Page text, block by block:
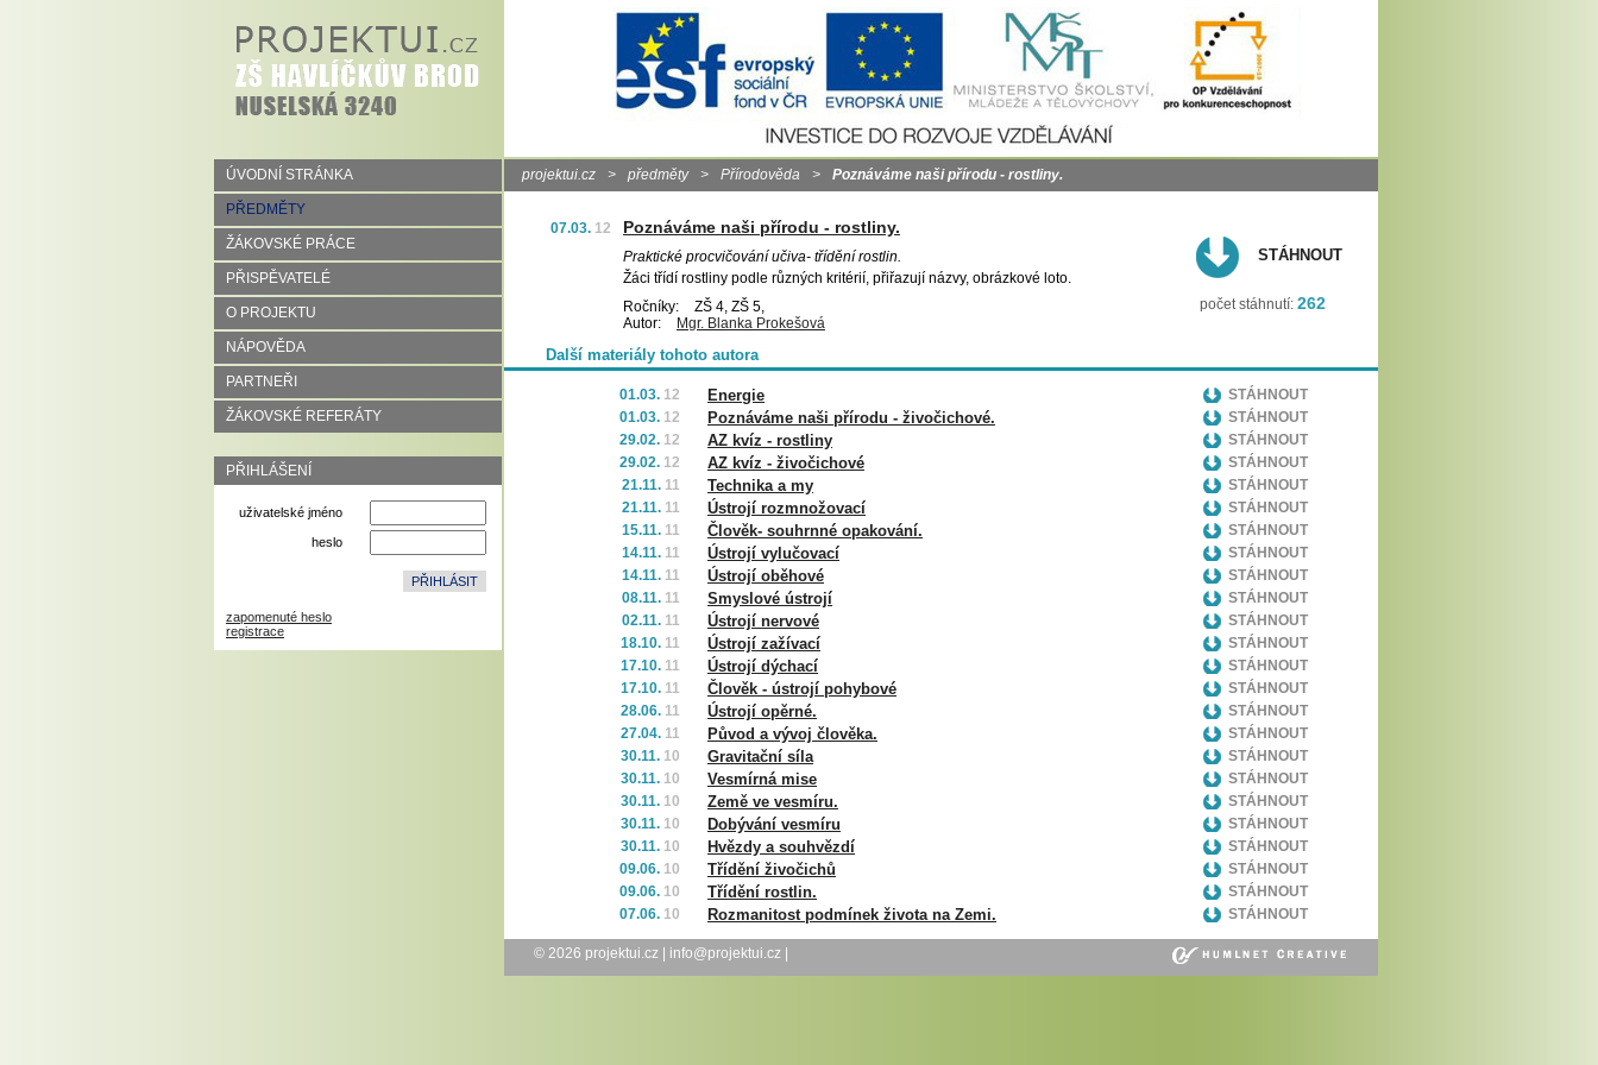
ÚVODNÍ STRÁNKA
PŘEDMĚTY
ŽÁKOVSKÉ PRÁCE
PŘISPĚVATELÉ
O PROJEKTU
NÁPOVĚDA
PARTNEŘI
ŽÁKOVSKÉ REFERÁTY
PŘIHLÁŠENÍ
uživatelské jméno
heslo
zapomenuté heslo
registrace
projektui.cz > předměty > Přírodověda > Poznáváme naši přírodu - rostliny.
07.03. 12 Poznáváme naši přírodu - rostliny.
Praktické procvičování učiva- třídění rostlin.
Žáci třídí rostliny podle různých kritérií, přiřazují názvy, obrázkové loto.
Ročníky:
ZŠ 4, ZŠ 5,
Autor:
Mgr. Blanka Prokešová
STÁHNOUT
počet stáhnutí: 262
Další materiály tohoto autora
01.03. 12 Energie
STÁHNOUT
01.03. 12 Poznáváme naši přírodu - živočichové.
STÁHNOUT
29.02. 12 AZ kvíz - rostliny
STÁHNOUT
29.02. 12 AZ kvíz - živočichové
STÁHNOUT
21.11. 11 Technika a my
STÁHNOUT
21.11. 11 Ústrojí rozmnožovací
STÁHNOUT
15.11. 11 Člověk- souhrnné opakování.
STÁHNOUT
14.11. 11 Ústrojí vylučovací
STÁHNOUT
14.11. 11 Ústrojí oběhové
STÁHNOUT
08.11. 11 Smyslové ústrojí
STÁHNOUT
02.11. 11 Ústrojí nervové
STÁHNOUT
18.10. 11 Ústrojí zažívací
STÁHNOUT
17.10. 11 Ústrojí dýchací
STÁHNOUT
17.10. 11 Člověk - ústrojí pohybové
STÁHNOUT
28.06. 11 Ústrojí opěrné.
STÁHNOUT
27.04. 11 Původ a vývoj člověka.
STÁHNOUT
30.11. 10 Gravitační síla
STÁHNOUT
30.11. 10 Vesmírná mise
STÁHNOUT
30.11. 10 Země ve vesmíru.
STÁHNOUT
30.11. 10 Dobývání vesmíru
STÁHNOUT
30.11. 10 Hvězdy a souhvězdí
STÁHNOUT
09.06. 10 Třídění živočichů
STÁHNOUT
09.06. 10 Třídění rostlin.
STÁHNOUT
07.06. 10 Rozmanitost podmínek života na Zemi. STÁHNOUT
© 2026 projektui.cz info@projektui.cz